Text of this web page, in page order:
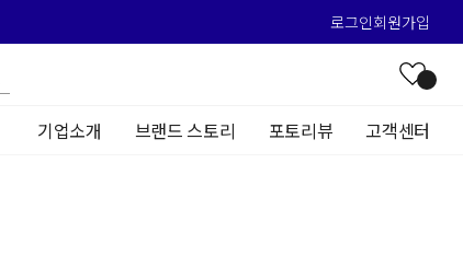
로그인회원가입
기업소개 브랜드 스토리 포토리뷰 고객센터